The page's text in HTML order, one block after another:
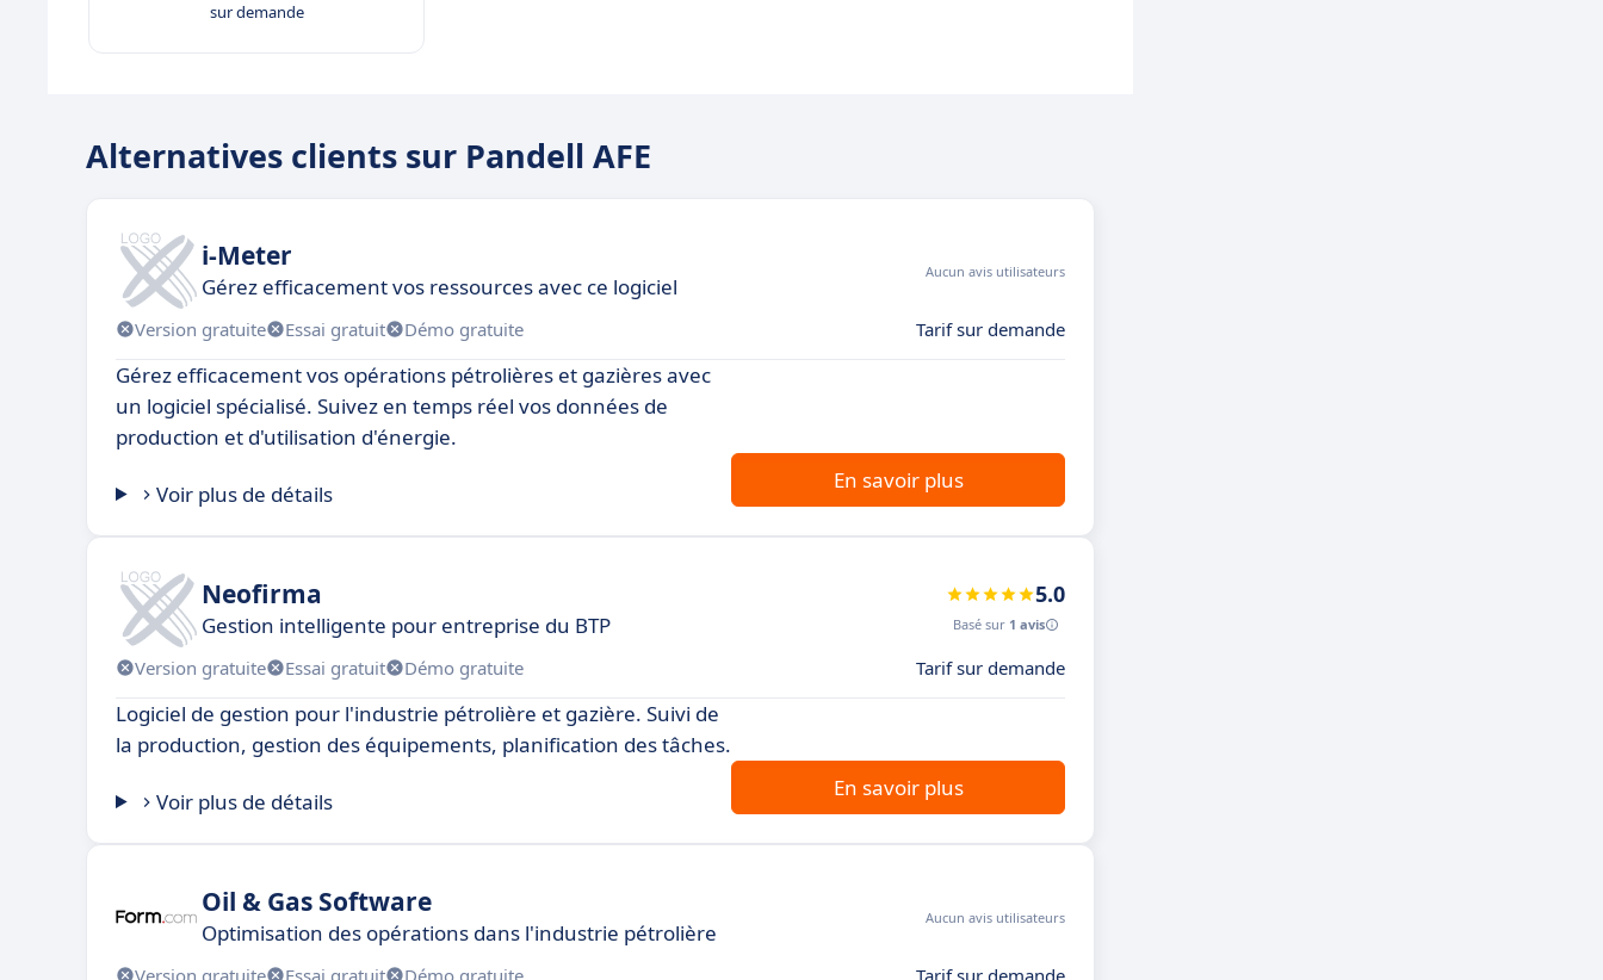
sur demande
Alternatives clients sur Pandell AFE
i-Meter
Gérez efficacement vos ressources avec ce logiciel
Aucun avis utilisateurs
Version gratuite Essai gratuit Démo gratuite Tarif sur demande
Gérez efficacement vos opérations pétrolières et gazières avec
un logiciel spécialisé. Suivez en temps réel vos données de
production et d'utilisation d'énergie.
Voir plus de détails
En savoir plus
Neofirma
Gestion intelligente pour entreprise du BTP
5.0
Basé sur 1 avis
Version gratuite Essai gratuit Démo gratuite Tarif sur demande
Logiciel de gestion pour l'industrie pétrolière et gazière. Suivi de
la production, gestion des équipements, planification des tâches.
Voir plus de détails
En savoir plus
Oil & Gas Software
Optimisation des opérations dans l'industrie pétrolière
Aucun avis utilisateurs
Version gratuite Essai gratuit Démo gratuite Tarif sur demande